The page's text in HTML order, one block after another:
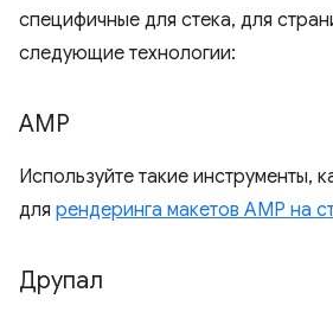
специфичные для стека, для
следующие технологии:
AMP
Используйте такие инструменты,
для рендеринга макетов AMP на
Друпал